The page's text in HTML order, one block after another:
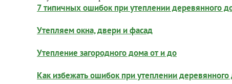
7 типичных ошибок при утеплении деревянного
Утепляем окна, двери и фасад
Утепление загородного дома от и до
Как избежать ошибок при утеплении